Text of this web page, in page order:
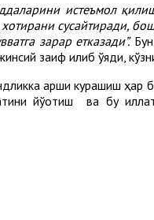
истеъмол
сусайтиради,
зарар етказади”.
заиф қилиб қўяди,
қарши курашиш
йўқотиш ва бу